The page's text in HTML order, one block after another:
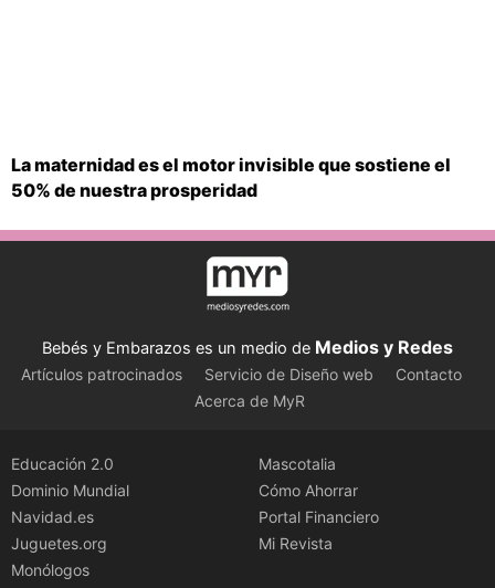
La maternidad es el motor invisible que sostiene el
50% de nuestra prosperidad
Bebés y Embarazos es un medio de Medios y Redes
Artículos patrocinados Servicio de Diseño web
Contacto
Acerca de MyR
Educación 2.0
Dominio Mundial
Navidad.es
Juguetes.org
Monólogos
Mascotalia
Cómo Ahorrar
Portal Financiero
Mi Revista